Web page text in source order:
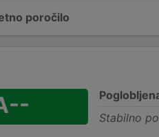
poročilo
Stabilno